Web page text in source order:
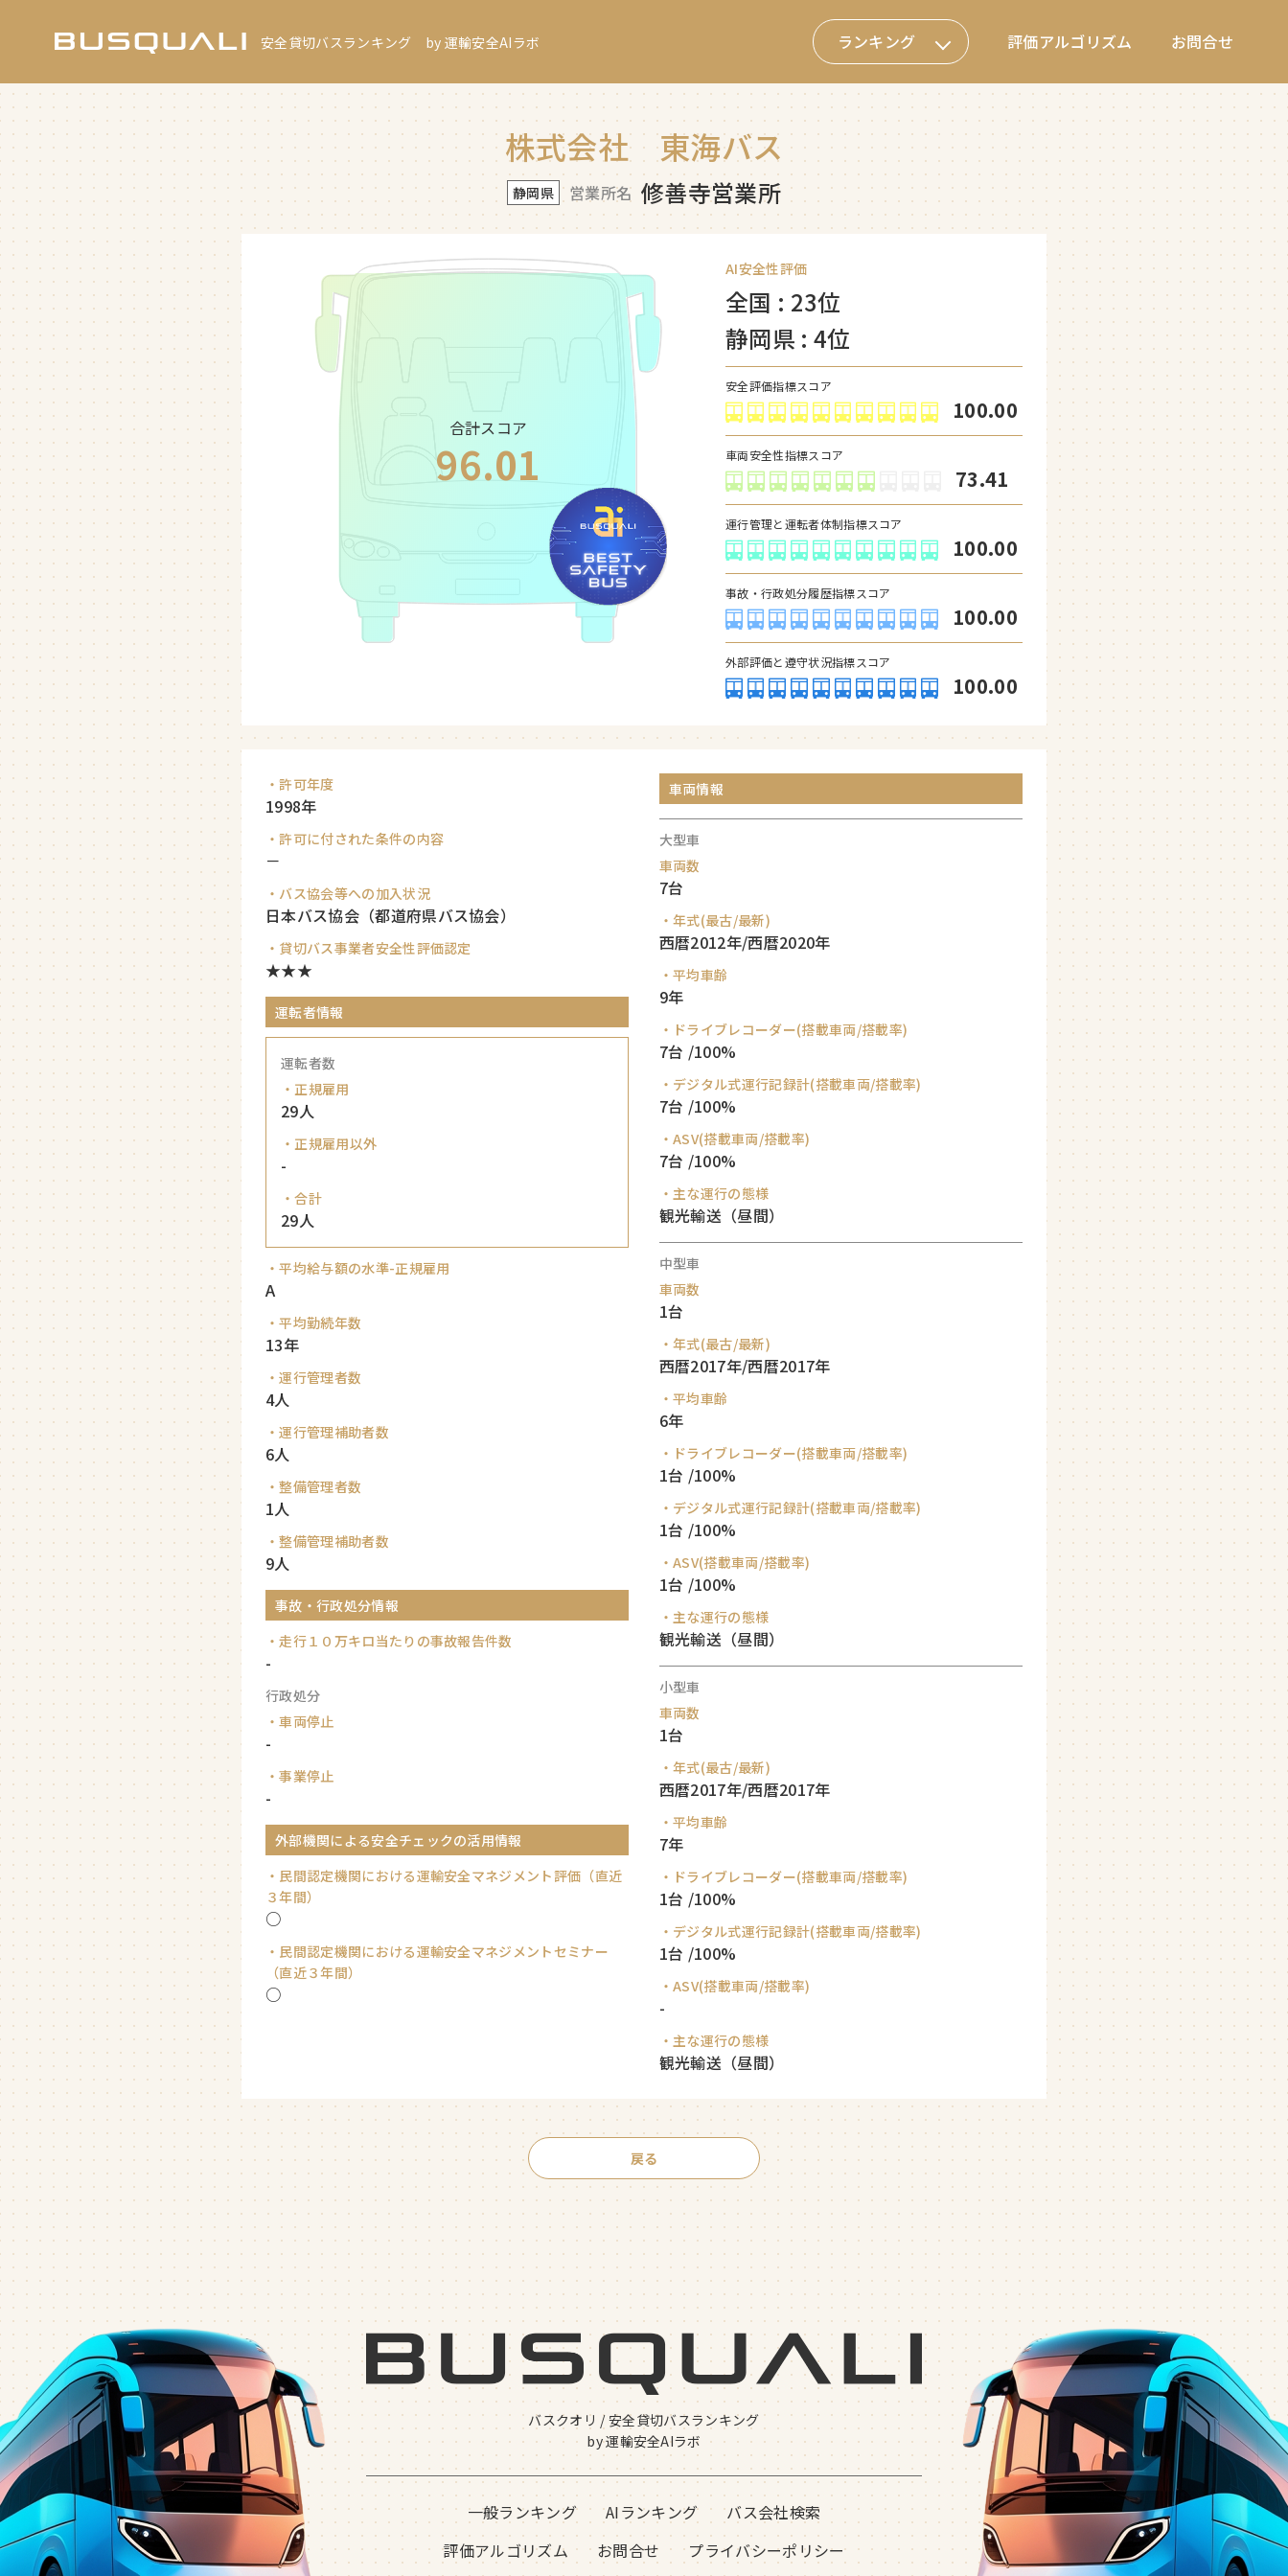
安全貸切バスランキング by 運輸安全AIラボ ランキング 評価アルゴリズム お問合せ
株式会社 東海バス
静岡県 営業所名 修善寺営業所
合計スコア
96.01
AI安全性評価
全国 : 23位
静岡県 : 4位
安全評価指標スコア
100.00
車両安全性指標スコア
73.41
運行管理と運転者体制指標スコア
100.00
事故・行政処分履歴指標スコア
100.00
外部評価と遵守状況指標スコア
100.00
・許可年度
1998年
・許可に付された条件の内容
－
・バス協会等への加入状況
日本バス協会（都道府県バス協会）
・貸切バス事業者安全性評価認定
★★★
運転者情報
運転者数
・正規雇用
29人
・正規雇用以外
-
・合計
29人
・平均給与額の水準-正規雇用
A
・平均勤続年数
13年
・運行管理者数
4人
・運行管理補助者数
6人
・整備管理者数
1人
・整備管理補助者数
9人
事故・行政処分情報
・走行１０万キロ当たりの事故報告件数
-
行政処分
・車両停止
-
・事業停止
-
外部機関による安全チェックの活用情報
・民間認定機関における運輸安全マネジメント評価（直近
３年間）
○
・民間認定機関における運輸安全マネジメントセミナー
（直近３年間）
○
車両情報
大型車
車両数
7台
・年式(最古/最新)
西暦2012年/西暦2020年
・平均車齢
9年
・ドライブレコーダー(搭載車両/搭載率)
7台 /100%
・デジタル式運行記録計(搭載車両/搭載率)
7台 /100%
・ASV(搭載車両/搭載率)
7台 /100%
・主な運行の態様
観光輸送（昼間）
中型車
車両数
1台
・年式(最古/最新)
西暦2017年/西暦2017年
・平均車齢
6年
・ドライブレコーダー(搭載車両/搭載率)
1台 /100%
・デジタル式運行記録計(搭載車両/搭載率)
1台 /100%
・ASV(搭載車両/搭載率)
1台 /100%
・主な運行の態様
観光輸送（昼間）
小型車
車両数
1台
・年式(最古/最新)
西暦2017年/西暦2017年
・平均車齢
7年
・ドライブレコーダー(搭載車両/搭載率)
1台 /100%
・デジタル式運行記録計(搭載車両/搭載率)
1台 /100%
・ASV(搭載車両/搭載率)
-
・主な運行の態様
観光輸送（昼間）
戻る
バスクオリ / 安全貸切バスランキング
by 運輸安全AIラボ
一般ランキング AIランキング
バス会社検索
評価アルゴリズム
お問合せ プライバシーポリシー